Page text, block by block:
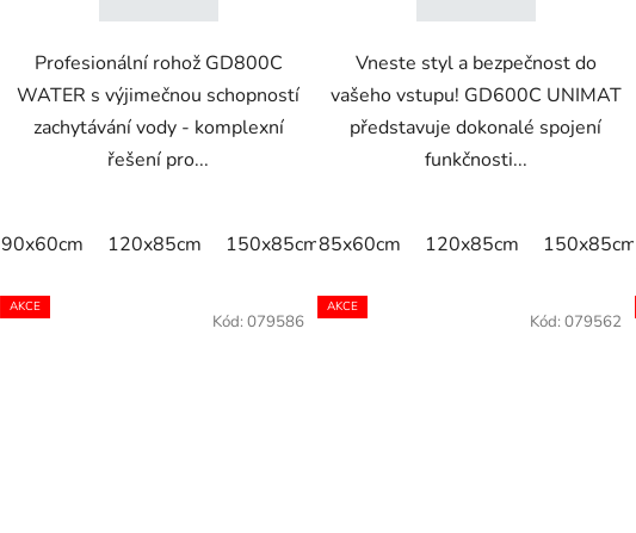
Profesionální rohož GD800C
WATER s výjimečnou schopností
zachytávání vody - komplexní
řešení pro...
90x60cm 120x85cm 150x85cm 175x115cm 240x115cm
Vneste styl a bezpečnost do
vašeho vstupu! GD600C UNIMAT
představuje dokonalé spojení
funkčnosti...
85x60cm 120x85cm 150x85cm
AKCE
Kód: 079586
AKCE
Kód: 079562